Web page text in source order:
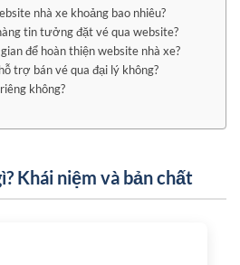
nhà xe khoảng bao nhiêu?
tin tưởng đặt vé qua website?
để hoàn thiện website nhà xe?
trợ bán vé qua đại lý không?
không?
Khái niệm và bản chất